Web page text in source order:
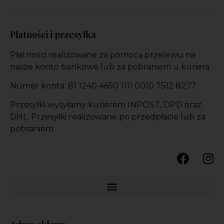
Płatności i przesyłka
Płatności realizowane za pomocą przelewu na
nasze konto bankowe lub za pobraniem u kuriera.
Numer konta: 81 1240 4650 1111 0010 7512 8277
Przesyłki wysyłamy kurierem INPOST, DPD oraz
DHL. Przesyłki realizowane po przedpłacie lub za
pobraniem.